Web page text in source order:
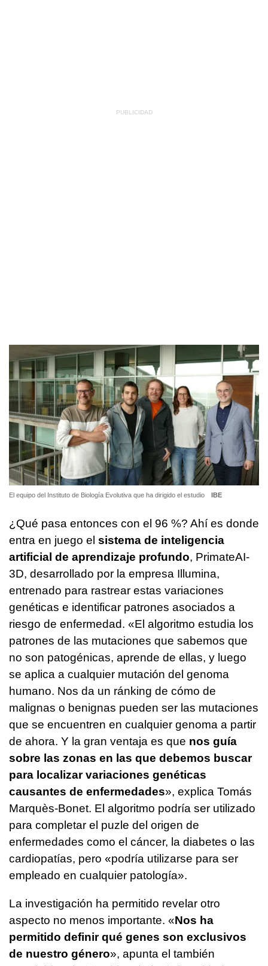
El equipo del Instituto de Biología Evolutiva que ha dirigido el estudio IBE
¿Qué pasa entonces con el 96 %? Ahí es donde
entra en juego el sistema de inteligencia
artificial de aprendizaje profundo, PrimateAI-
3D, desarrollado por la empresa Illumina,
entrenado para rastrear estas variaciones
genéticas e identificar patrones asociados a
riesgo de enfermedad. «El algoritmo estudia los
patrones de las mutaciones que sabemos que
no son patogénicas, aprende de ellas, y luego
se aplica a cualquier mutación del genoma
humano. Nos da un ránking de cómo de
malignas o benignas pueden ser las mutaciones
que se encuentren en cualquier genoma a partir
de ahora. Y la gran ventaja es que nos guía
sobre las zonas en las que debemos buscar
para localizar variaciones genéticas
causantes de enfermedades», explica Tomás
Marquès-Bonet. El algoritmo podría ser utilizado
para completar el puzle del origen de
enfermedades como el cáncer, la diabetes o las
cardiopatías, pero «podría utilizarse para ser
empleado en cualquier patología».
La investigación ha permitido revelar otro
aspecto no menos importante. «Nos ha
permitido definir qué genes son exclusivos
de nuestro género», apunta el también